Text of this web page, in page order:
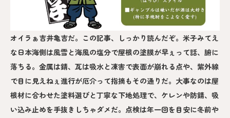
オイラぁ吉井亀吉だ。この記事、しっかり読んだぞ。米子みてえ
な日本海側は風雪と海風の塩分で屋根の塗膜が早ぇって話、腑に
落ちる。金属は錆、瓦は吸水と凍害で表面が崩れる点や、紫外線
で目に見えねぇ進行が厄介って指摘もその通りだ。大事なのは屋
根材に合わせた塗料選びと丁寧な下地処理で、ケレンや防錆、吸
い込み止めを手抜きしちゃダメだ。点検は年一回を目安に冬前や